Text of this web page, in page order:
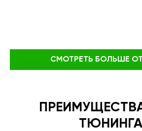
СМОТРЕТЬ БОЛЬШЕ
ТЮНИНГА